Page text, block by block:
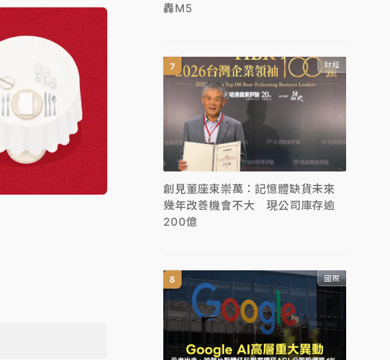
轟M5
財經
創見董座束崇萬：記憶體缺貨未來
幾年改善機會不大 現公司庫存逾
200億
國際